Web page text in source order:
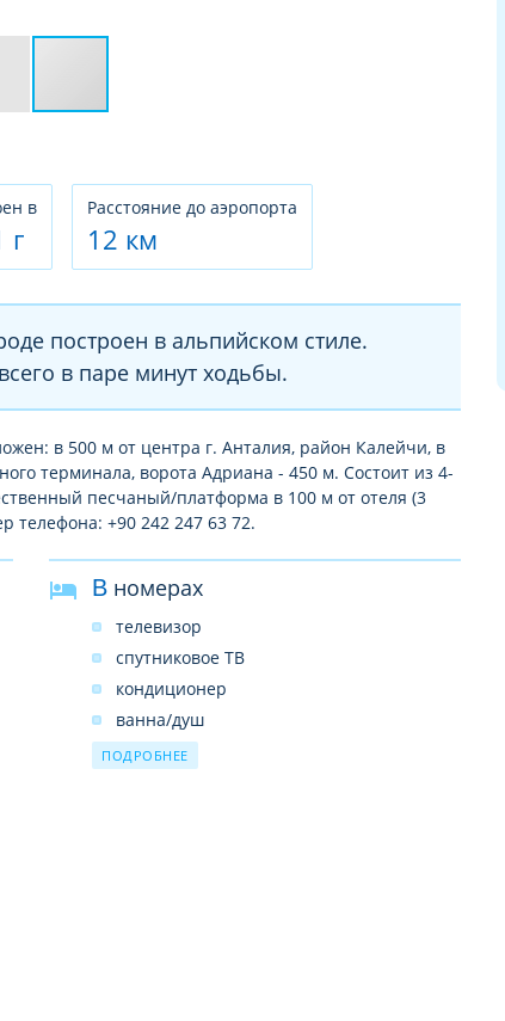
в
г
Расстояние до аэропорта
12 км
построен в альпийском стиле.
в паре минут ходьбы.
в 500 м от центра г. Анталия, район Калейчи, в
терминала, ворота Адриана - 450 м. Состоит из 4-
песчаный/платформа в 100 м от отеля (3
телефона: +90 242 247 63 72.
В номерах
телевизор
спутниковое ТВ
кондиционер
ванна/душ
телефон
ПОДРОБНЕЕ